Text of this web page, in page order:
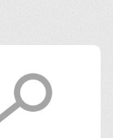
Variavel
prima,
de uma
função custo,
de peças a